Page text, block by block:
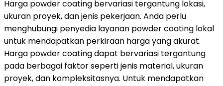
Harga powder coating bervariasi tergantung lokasi,
ukuran proyek, dan jenis pekerjaan. Anda perlu
menghubungi penyedia layanan powder coating lokal
untuk mendapatkan perkiraan harga yang akurat.
Harga powder coating dapat bervariasi tergantung
pada berbagai faktor seperti jenis material, ukuran
proyek, dan kompleksitasnya. Untuk mendapatkan